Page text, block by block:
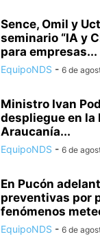
Sence, Omil y
seminario “IA y
para empresas...
EquipoNDS - 6 de
Ministro Ivan
despliegue en la
Araucanía...
EquipoNDS - 6 de
En Pucón
preventivas por
fenómenos
EquipoNDS - 6 de